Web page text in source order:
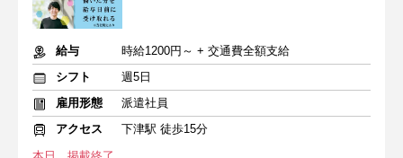
給与
時給1200円～ + 交通費全額支給
シフト
週5日
雇用形態
派遣社員
アクセス
下津駅 徒歩15分